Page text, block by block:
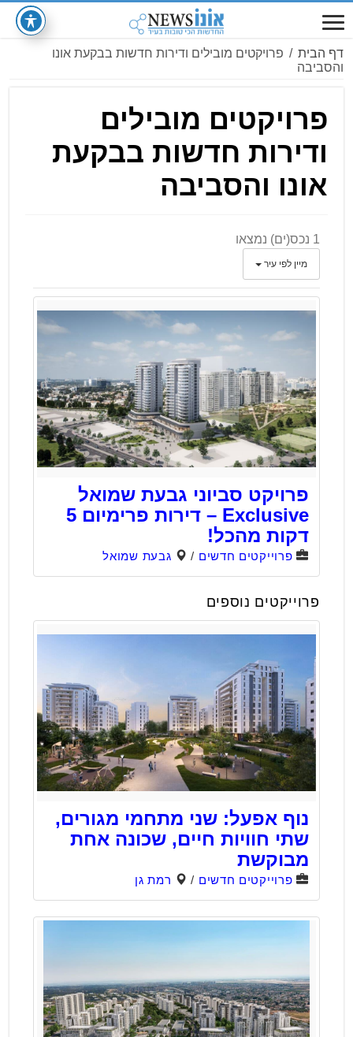
דף הבית / פרויקטים מובילים ודירות חדשות בבקעת אונו
והסביבה
פרויקטים מובילים
ודירות חדשות בבקעת
אונו והסביבה
1 נכס(ים) נמצאו
מיין לפי עיר
פרויקט סביוני גבעת שמואל
Exclusive – דירות פרימיום 5
דקות מהכל!
פרוייקטים חדשים / גבעת שמואל
פרוייקטים נוספים
נוף אפעל: שני מתחמי מגורים,
שתי חוויות חיים, שכונה אחת
מבוקשת
פרוייקטים חדשים / רמת גן